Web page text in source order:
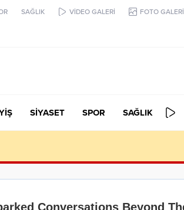
SAĞLIK VİDEO GALERİ FOTO GALERİ
SİYASET SPOR SAĞLIK